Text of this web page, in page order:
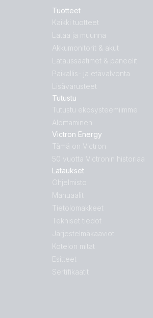
Tuotteet
Kaikki tuotteet
Lataa ja muunna
Akkumonitorit & akut
Lataussäätimet & paneelit
Paikallis- ja etävalvonta
Lisävarusteet
Tutustu
Tutustu ekosysteemiimme
Aloittaminen
Victron Energy
Tämä on Victron
50 vuotta Victronin historiaa
Lataukset
Ohjelmisto
Manuaalit
Tietolomakkeet
Tekniset tiedot
Järjestelmäkaaviot
Kotelon mitat
Esitteet
Sertifikaatit